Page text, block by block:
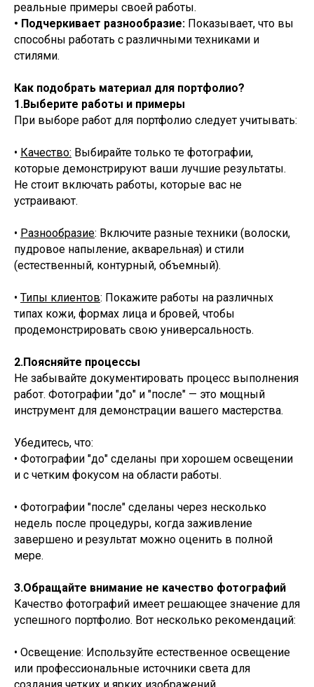
реальные примеры своей работы.
• Подчеркивает разнообразие: Показывает, что вы
способны работать с различными техниками и
стилями.
Как подобрать материал для портфолио?
1.Выберите работы и примеры
При выборе работ для портфолио следует учитывать:
• Качество: Выбирайте только те фотографии,
которые демонстрируют ваши лучшие результаты.
Не стоит включать работы, которые вас не
устраивают.
• Разнообразие: Включите разные техники (волоски,
пудровое напыление, акварельная) и стили
(естественный, контурный, объемный).
• Типы клиентов: Покажите работы на различных
типах кожи, формах лица и бровей, чтобы
продемонстрировать свою универсальность.
2.Поясняйте процессы
Не забывайте документировать процесс выполнения
работ. Фотографии "до" и "после" — это мощный
инструмент для демонстрации вашего мастерства.
Убедитесь, что:
• Фотографии "до" сделаны при хорошем освещении
и с четким фокусом на области работы.
• Фотографии "после" сделаны через несколько
недель после процедуры, когда заживление
завершено и результат можно оценить в полной
мере.
3.Обращайте внимание не качество фотографий
Качество фотографий имеет решающее значение для
успешного портфолио. Вот несколько рекомендаций:
• Освещение: Используйте естественное освещение
или профессиональные источники света для